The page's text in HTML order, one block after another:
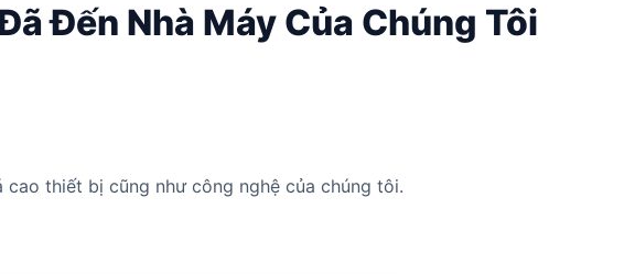
Đến Nhà Máy Của Chúng Tôi
thiết bị cũng như công nghệ của chúng tôi.